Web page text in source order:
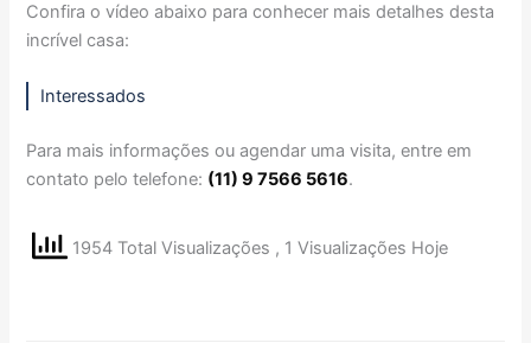
Confira o vídeo abaixo para conhecer mais detalhes desta
incrível casa:
Interessados
Para mais informações ou agendar uma visita, entre em
contato pelo telefone: (11) 9 7566 5616.
1954 Total Visualizações , 1 Visualizações Hoje